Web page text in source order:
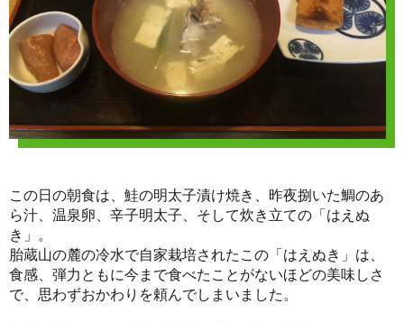
この日の朝食は、鮭の明太子漬け焼き、昨夜捌いた鯛のあ
ら汁、温泉卵、辛子明太子、そして炊き立ての「はえぬ
き」。
胎蔵山の麓の冷水で自家栽培されたこの「はえぬき」は、
食感、弾力ともに今まで食べたことがないほどの美味しさ
で、思わずおかわりを頼んでしまいました。